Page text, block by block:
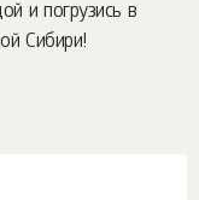
и погрузись в
Сибири!